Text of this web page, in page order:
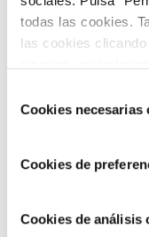
todas las cookies.
las cookies clicando
COOKIES.
deCookies necesarias
Cookies de
Cookies de análisis